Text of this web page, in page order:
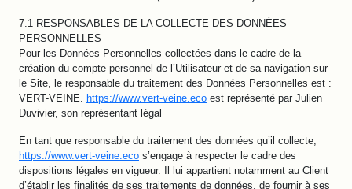
7.1 RESPONSABLES DE LA COLLECTE DES DONNÉES
PERSONNELLES
Pour les Données Personnelles collectées dans le cadre de la
création du compte personnel de l’Utilisateur et de sa navigation sur
le Site, le responsable du traitement des Données Personnelles est :
VERT-VEINE. https://www.vert-veine.eco est représenté par Julien
Duvivier, son représentant légal
En tant que responsable du traitement des données qu’il collecte,
https://www.vert-veine.eco s’engage à respecter le cadre des
dispositions légales en vigueur. Il lui appartient notamment au Client
d’établir les finalités de ses traitements de données, de fournir à ses